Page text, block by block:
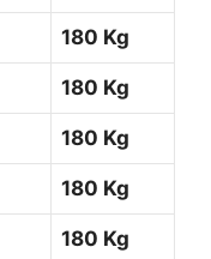
180 Kg
180 Kg
180 Kg
180 Kg
180 Kg